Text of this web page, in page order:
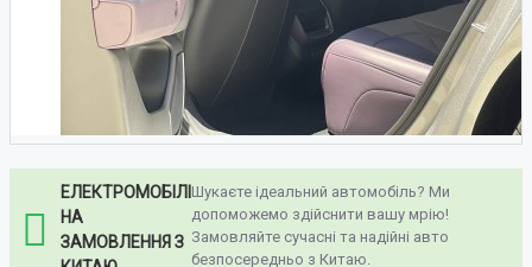
ЕЛЕКТРОМОБІЛІ
НА
ЗАМОВЛЕННЯ З
Шукаєте ідеальний автомобіль? Ми
допоможемо здійснити вашу мрію!
Замовляйте сучасні та надійні авто
безпосередньо з Китаю.